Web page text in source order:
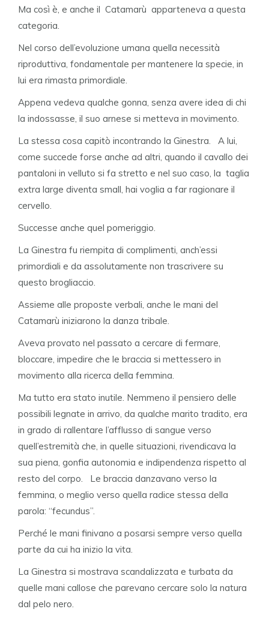
Ma così è, e anche il Catamarù apparteneva a questa
categoria.
Nel corso dell’evoluzione umana quella necessità
riproduttiva, fondamentale per mantenere la specie, in
lui era rimasta primordiale.
Appena vedeva qualche gonna, senza avere idea di chi
la indossasse, il suo arnese si metteva in movimento.
La stessa cosa capitò incontrando la Ginestra. A lui,
come succede forse anche ad altri, quando il cavallo dei
pantaloni in velluto si fa stretto e nel suo caso, la taglia
extra large diventa small, hai voglia a far ragionare il
cervello.
Successe anche quel pomeriggio.
La Ginestra fu riempita di complimenti, anch’essi
primordiali e da assolutamente non trascrivere su
questo brogliaccio.
Assieme alle proposte verbali, anche le mani del
Catamarù iniziarono la danza tribale.
Aveva provato nel passato a cercare di fermare,
bloccare, impedire che le braccia si mettessero in
movimento alla ricerca della femmina.
Ma tutto era stato inutile. Nemmeno il pensiero delle
possibili legnate in arrivo, da qualche marito tradito, era
in grado di rallentare l’afflusso di sangue verso
quell’estremità che, in quelle situazioni, rivendicava la
sua piena, gonfia autonomia e indipendenza rispetto al
resto del corpo. Le braccia danzavano verso la
femmina, o meglio verso quella radice stessa della
parola: “fecundus”.
Perché le mani finivano a posarsi sempre verso quella
parte da cui ha inizio la vita.
La Ginestra si mostrava scandalizzata e turbata da
quelle mani callose che parevano cercare solo la natura
dal pelo nero.